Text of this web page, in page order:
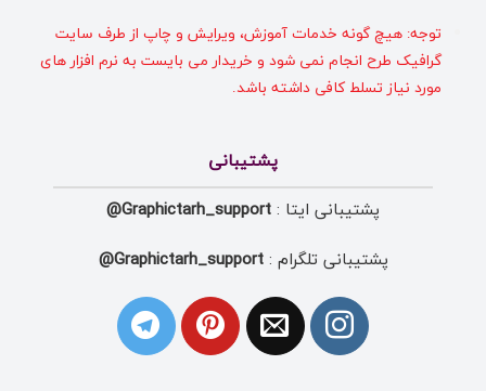
توجه: هیچ گونه خدمات آموزش، ویرایش و چاپ از طرف سایت
گرافیک طرح انجام نمی شود و خریدار می بایست به نرم افزار های
مورد نیاز تسلط کافی داشته باشد.
پشتیبانی
پشتیبانی ایتا : Graphictarh_support@
پشتیبانی تلگرام :Graphictarh_support@